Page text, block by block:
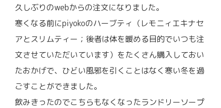
久しぶりのwebからの注文になりました。
寒くなる前にpiyokoのハーブティ（レモニィエキナセ
アとスリムティー；後者は体を暖める目的でいつも注
文させていただいています）をたくさん購入しておい
たおかげで、ひどい風邪を引くことはなく寒い冬を過
ごすことができました。
飲みきったのでこちらもなくなったランドリーソープ